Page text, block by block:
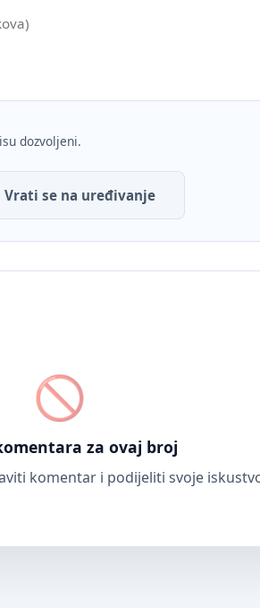
dozvoljeni.
Vrati se na uređivanje
za ovaj broj
komentar i podijeliti svoje